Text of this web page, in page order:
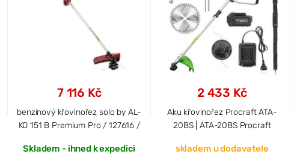
7 116 Kč
benzínový křovinořez solo by AL-
KO 151 B Premium Pro / 127616 /
Skladem - ihned k expedici
2 433 Kč
Aku křovinořez Procraft ATA-
20BS | ATA-20BS Procraft
skladem u dodavatele